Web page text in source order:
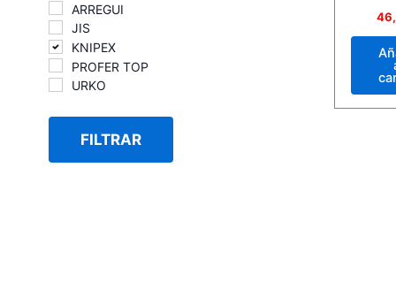
ARREGUI
JIS
KNIPEX
PROFER TOP
URKO
FILTRAR
0